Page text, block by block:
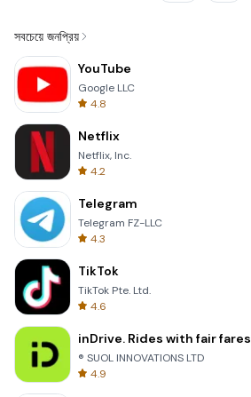
সবচেয়ে জনপ্রিয়
YouTube
Google LLC
4.8
Netflix
Netflix, Inc.
4.2
Telegram
Telegram FZ-LLC
4.3
TikTok
TikTok Pte. Ltd.
4.6
inDrive. Rides with fair fares
® SUOL INNOVATIONS LTD
4.9